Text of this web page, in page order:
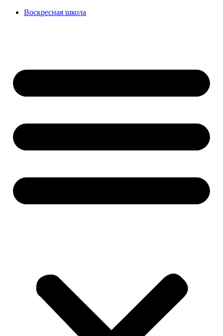
Воскресная школа